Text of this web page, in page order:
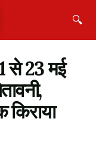
🔍
23 मई